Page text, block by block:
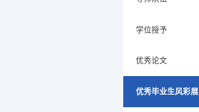
学位授予
优秀论文
优秀毕业生风彩展